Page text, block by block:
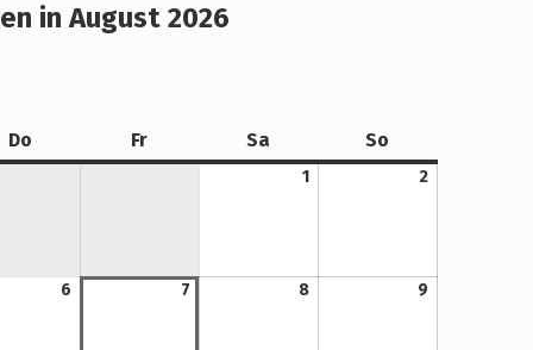
in August 2026
Do Fr Sa So
1
1. August 2026
2
2. August 2026
6
6. August 2026
7
7. August 2026
8
8. August 2026
9
9. August 2026